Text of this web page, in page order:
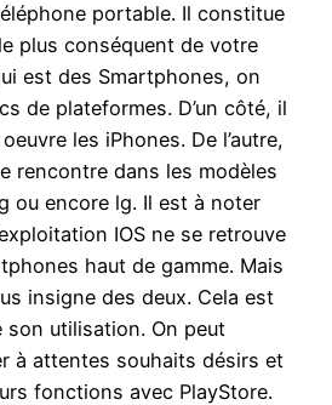
portable. Il constitue
plus conséquent de votre
est des Smartphones, on
de plateformes. D’un côté, il
les iPhones. De l’autre,
rencontre dans les modèles
ou encore lg. Il est à noter
IOS ne se retrouve
haut de gamme. Mais
insigne des deux. Cela est
son utilisation. On peut
à attentes souhaits désirs et
fonctions avec PlayStore.